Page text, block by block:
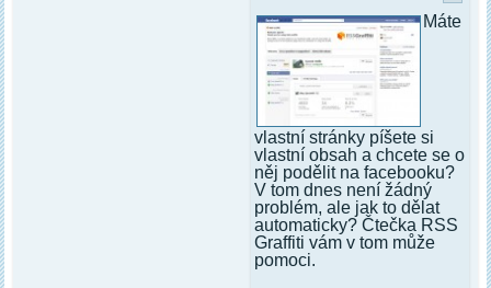
Máte
vlastní stránky píšete si
vlastní obsah a chcete se o
něj podělit na facebooku?
V tom dnes není žádný
problém, ale jak to dělat
automaticky? Čtečka RSS
Graffiti vám v tom může
pomoci.